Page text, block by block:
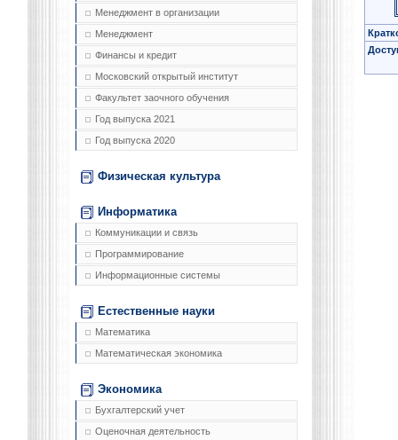
Менеджмент в организации
Менеджмент
Финансы и кредит
Московский открытый институт
Факультет заочного обучения
Год выпуска 2021
Год выпуска 2020
Физическая культура
Информатика
Коммуникации и связь
Программирование
Информационные системы
Естественные науки
Математика
Математическая экономика
Экономика
Бухгалтерский учет
Оценочная деятельность